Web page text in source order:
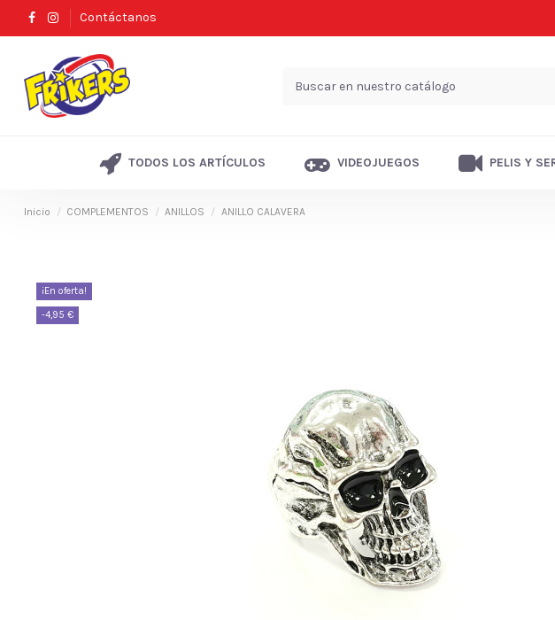
Contáctanos
TODOS LOS ARTÍCULOS VIDEOJUEGOS PELIS Y
Inicio COMPLEMENTOS ANILLOS ANILLO CALAVERA
¡En oferta!
-4,95 €